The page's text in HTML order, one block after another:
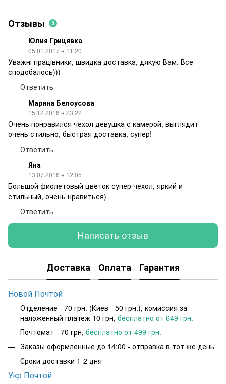
Отзывы 3
Юлия Грицявка
05.01.2017 в 11:20
Уважні працівники, швидка доставка, дякую Вам. Все
сподобалось)))
Ответить
Марина Белоусова
15.12.2016 в 23:22
Очень понравился чехол девушка с камерой, выглядит
очень стильно, быстрая доставка, супер!
Ответить
Яна
13.07.2016 в 12:05
Большой фиолетовый цветок супер чехол, яркий и
стильный, очень нравиться)
Ответить
Написать отзыв
Доставка Оплата Гарантия
Новой Почтой
Отделение - 70 грн. (Киев - 50 грн.), комиссия за
наложенный платеж 10 грн, бесплатно от 649 грн.
Почтомат - 70 грн, бесплатно от 499 грн.
Заказы оформленные до 14:00 - отправка в тот же день
Сроки доставки 1-2 дня
Укр Почтой